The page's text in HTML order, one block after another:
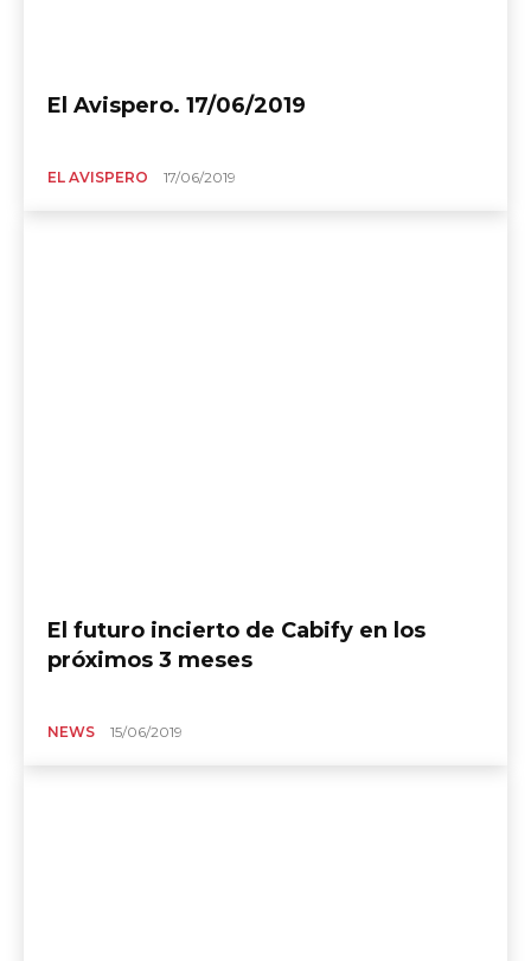
El Avispero. 17/06/2019
EL AVISPERO 17/06/2019
El futuro incierto de Cabify en los
próximos 3 meses
NEWS 15/06/2019